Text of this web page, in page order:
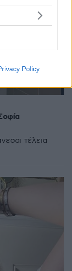
Policy
τέλεια